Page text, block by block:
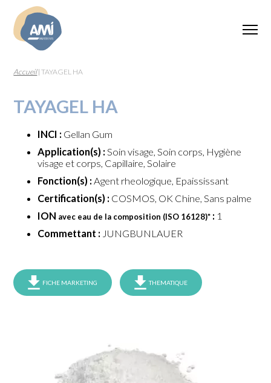
Accueil|TAYAGEL HA
TAYAGEL HA
INCI : Gellan Gum
Application(s) : Soin visage, Soin corps, Hygiène
visage et corps, Capillaire, Solaire
Fonction(s) : Agent rheologique, Epaississant
Certification(s) : COSMOS, OK Chine, Sans palme
ION avec eau de la composition (ISO 16128)* : 1
Commettant : JUNGBUNLAUER
FICHE MARKETING THEMATIQUE